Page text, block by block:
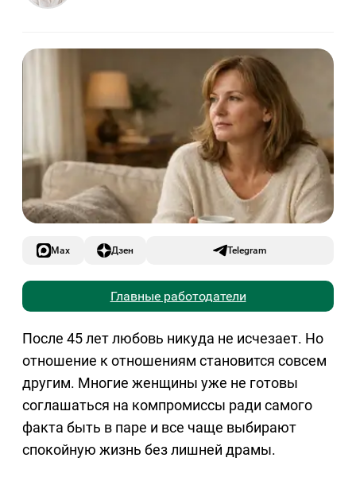
Max Дзен Telegram
Главные работодатели
После 45 лет любовь никуда не исчезает. Но
отношение к отношениям становится совсем
другим. Многие женщины уже не готовы
соглашаться на компромиссы ради самого
факта быть в паре и все чаще выбирают
спокойную жизнь без лишней драмы.